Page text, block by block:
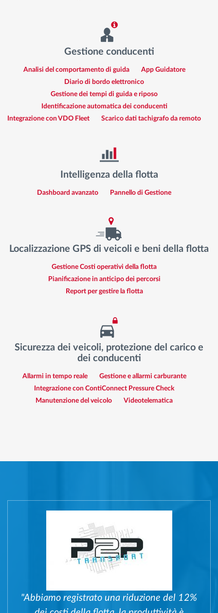
Gestione conducenti
Analisi del comportamento di guida
App Guidatore
Diario di bordo elettronico
Gestione dei tempi di guida e riposo
Identificazione automatica dei conducenti
Integrazione con VDO Fleet
Scarico dati tachigrafo da remoto
Intelligenza della flotta
Dashboard avanzato Pannello di Gestione
Localizzazione GPS di veicoli e beni della flotta
Gestione Costi operativi della flotta
Pianificazione in anticipo dei percorsi
Report per gestire la flotta
Sicurezza dei veicoli, protezione del carico e
dei conducenti
Allarmi in tempo reale
Gestione e allarmi carburante
Integrazione con ContiConnect Pressure Check
Manutenzione del veicolo
Videotelematica
"Abbiamo registrato una riduzione del 12%